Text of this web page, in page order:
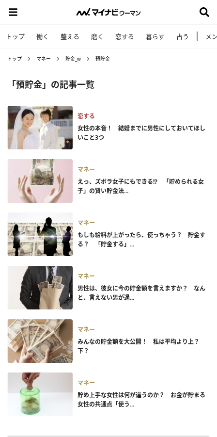
トップ 働く 整える 磨く 恋する 暮らす 占う メ
トップ マネー 貯金_w 預貯金
「預貯金」の記事一覧
恋する
女性の本音！ 結婚までに男性にしておいてほし
いこと3つ
マネー
えっ、ズボラ女子にもできる!? 「貯められる女
子」の賢い貯金法...
マネー
もしも給料が上がったら、使っちゃう？ 貯金す
る？ 「貯金する」...
マネー
男性は、彼女に今の貯金額を言えますか？ なん
と、言えない男が過...
マネー
みんなの貯金額を大公開！ 私は平均より上？
下？
マネー
貯め上手な女性は何が違うのか？ お金が貯まる
女性の共通点「使う...